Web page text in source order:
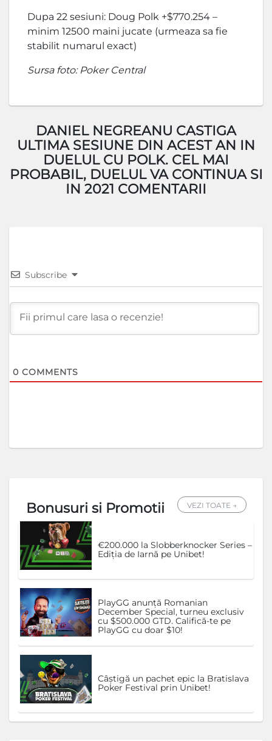
Dupa 22 sesiuni: Doug Polk +$770.254 –
minim 12500 maini jucate (urmeaza sa fie
stabilit numarul exact)
Sursa foto: Poker Central
DANIEL NEGREANU CASTIGA
ULTIMA SESIUNE DIN ACEST AN IN
DUELUL CU POLK. CEL MAI
PROBABIL, DUELUL VA CONTINUA SI
IN 2021 COMENTARII
Subscribe
0 COMMENTS
Bonusuri si Promotii VEZI TOATE →
€200.000 la Slobberknocker Series –
Ediția de Iarnă pe Unibet!
PlayGG anunță Romanian
December Special, turneu exclusiv
cu $500.000 GTD. Califică-te pe
PlayGG cu doar $10!
Câștigă un pachet epic la Bratislava
Poker Festival prin Unibet!